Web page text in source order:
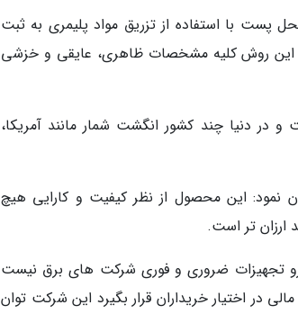
پست با استفاده از تزریق مواد پلیمری به ثبت
این روش کلیه مشخصات ظاهری، عایقی و خزشی
و در دنیا چند کشور انگشت شمار مانند آمریکا،
نمود: این محصول از نظر کیفیت و کارایی هیچ
تجهیزات ضروری و فوری شرکت های برق نیست
در اختیار خریداران قرار بگیرد این شرکت توان